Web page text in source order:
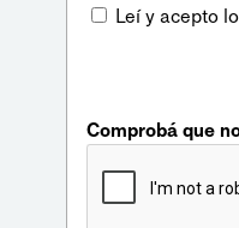
Leí y acepto
Comprobá que